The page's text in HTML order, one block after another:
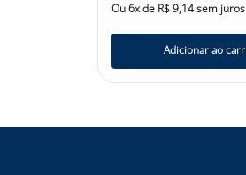
Ou6x de R$ 9,14sem juros
Adicionar ao